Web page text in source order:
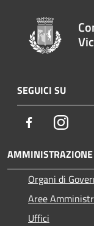
SEGUICI SU
Facebook
AMMINISTRAZIONE
Organi di
Aree
Uffici